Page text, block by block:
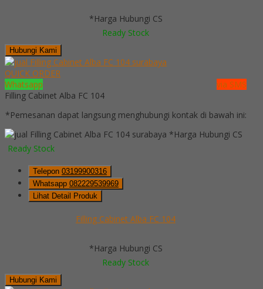
*Harga Hubungi CS
Ready Stock
Hubungi Kami
QUICK ORDER
Whatsapp
via SMS
Filling Cabinet Alba FC 104
*Pemesanan dapat langsung menghubungi kontak di bawah ini:
*Harga Hubungi CS
Ready Stock
Telepon 03199900316
Whatsapp 082229539969
Lihat Detail Produk
Filling Cabinet Alba FC 104
*Harga Hubungi CS
Ready Stock
Hubungi Kami